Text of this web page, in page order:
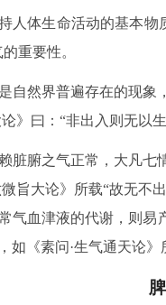
人体生命活动的基本物
重要性。
自然界普遍存在的现象
》曰：“非出入则无以
脏腑之气正常，大凡七
微旨大论》所载“故无
气血津液的代谢，则
如《素问·生气通天论